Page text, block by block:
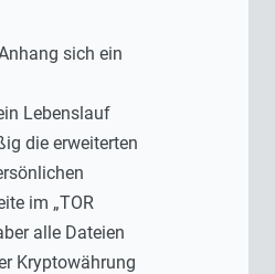
sich ein
Lebenslauf
die erweiterten
im „TOR
alle Dateien
Kryptowährung